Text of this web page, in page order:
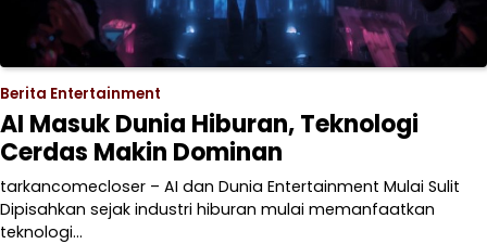
Berita Entertainment
AI Masuk Dunia Hiburan, Teknologi
Cerdas Makin Dominan
tarkancomecloser – AI dan Dunia Entertainment Mulai Sulit
Dipisahkan sejak industri hiburan mulai memanfaatkan
teknologi…